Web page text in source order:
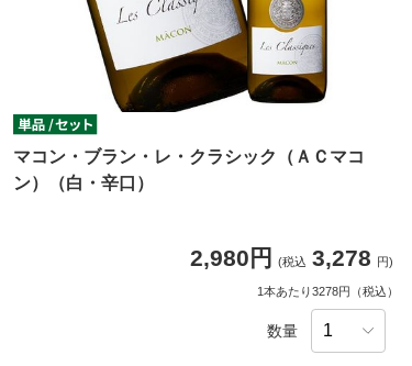
マコン・ブラン・レ・クラシック（ＡＣマコ
ン）（白・辛口）
2,980円 (税込 3,278 円)
1本あたり3278円（税込）
数量